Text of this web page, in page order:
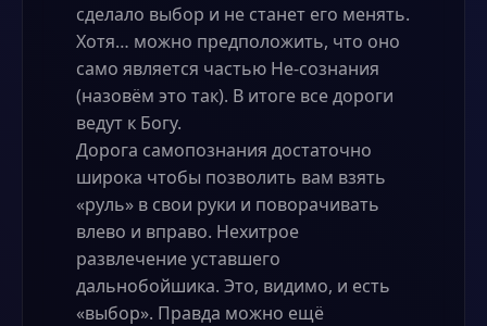
сделало выбор и не станет его менять.
Хотя… можно предположить, что оно
само является частью Не-сознания
(назовём это так). В итоге все дороги
ведут к Богу.
Дорога самопознания достаточно
широка чтобы позволить вам взять
«руль» в свои руки и поворачивать
влево и вправо. Нехитрое
развлечение уставшего
дальнобойшика. Это, видимо, и есть
«выбор». Правда можно ещё